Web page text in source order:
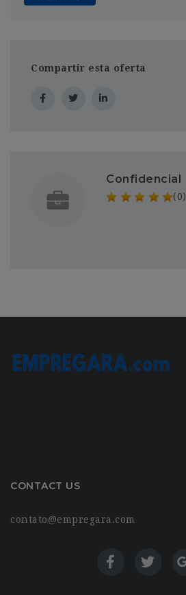
Compartir esta oferta
Confidencial
(0)
CONTACT US
contato@empregara.com